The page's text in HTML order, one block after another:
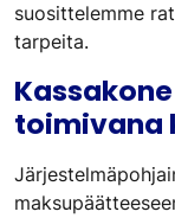
suosittelemme
tarpeita.
toimivana